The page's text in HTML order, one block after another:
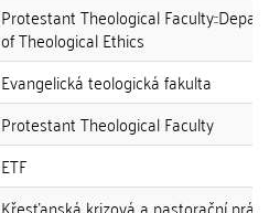
Protestant Theological
of Theological Ethics
Evangelická teologická fakulta
Protestant Theological Faculty
ETF